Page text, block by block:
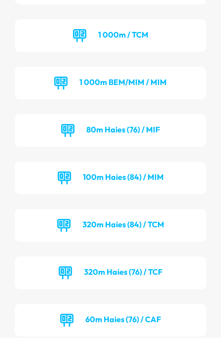
1 000m / TCM
1 000m BEM/MIM / MIM
80m Haies (76) / MIF
100m Haies (84) / MIM
320m Haies (84) / TCM
320m Haies (76) / TCF
60m Haies (76) / CAF